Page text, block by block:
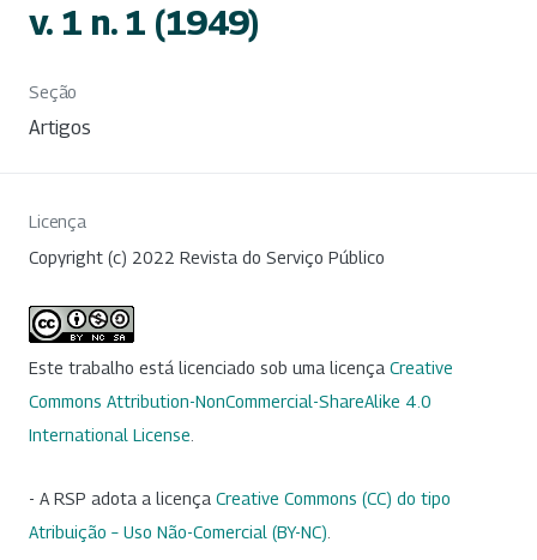
v. 1 n. 1 (1949)
Seção
Artigos
Licença
Copyright (c) 2022 Revista do Serviço Público
Este trabalho está licenciado sob uma licença Creative
Commons Attribution-NonCommercial-ShareAlike 4.0
International License
- A RSP adota a licença Creative Commons (CC) do tipo
Atribuição – Uso Não-Comercial (BY-NC)